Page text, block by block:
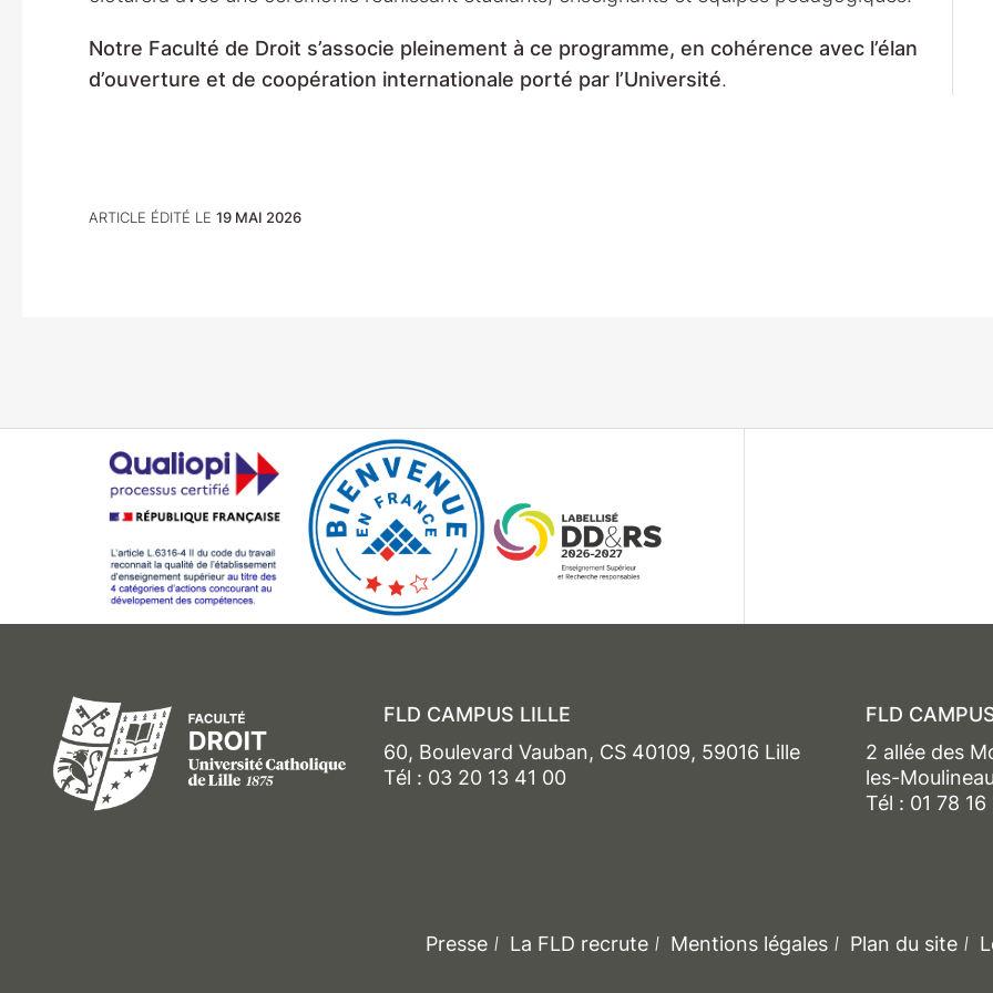
Notre Faculté de Droit s’associe pleinement à ce programme, en cohérence avec l’élan
d’ouverture et de coopération internationale porté par l’Université.
ARTICLE ÉDITÉ LE 19 MAI 2026
FLD CAMPUS LILLE
60, Boulevard Vauban, CS 40109, 59016 Lille
Tél : 03 20 13 41 00
FLD
2 allée des
les-
Tél : 01 78
Presse La FLD recrute Mentions légales Plan du site